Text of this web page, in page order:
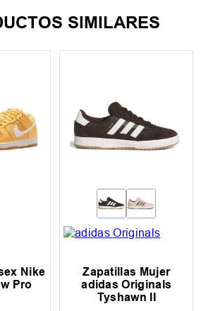
SIMILARES
Nike
Pro
Zapatillas Mujer
adidas Originals
Tyshawn II